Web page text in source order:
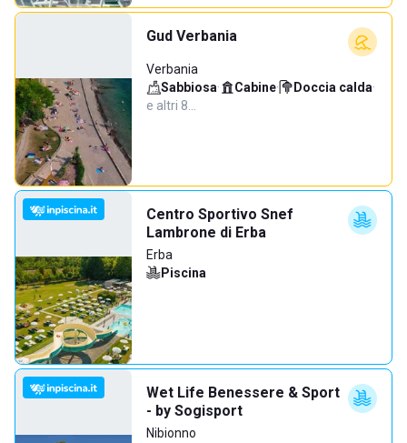
Gud Verbania
Verbania
Sabbiosa· Cabine· Doccia calda·
e altri 8…
Centro Sportivo Snef
Lambrone di Erba
Erba
Piscina
Wet Life Benessere & Sport
- by Sogisport
Nibionno